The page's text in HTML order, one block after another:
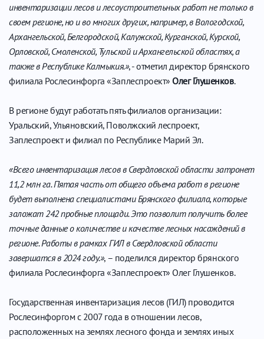
инвентаризации лесов и лесоустроительных работ не только в
своем регионе, но и во многих других, например, в Вологодской,
Архангельской, Белгородской, Калужской, Курганской, Курской,
Орловской, Смоленской, Тульской и Архангельской областях, а
также в Республике Калмыкия.», - отметил директор брянского
филиала Рослесинфорга «Заплеспроект» Олег Глушенков.
В регионе будут работать пять филиалов организации:
Уральский, Ульяновский, Поволжский леспроект,
Заплеспроект и филиал по Республике Марий Эл.
«Всего инвентаризация лесов в Свердловской области затронет
11,2 млн га. Пятая часть от общего объема работ в регионе
будет выполнена специалистами Брянского филиала, которые
заложат 242 пробные площади. Это позволит получить более
точные данные о количестве и качестве лесных насаждений в
регионе. Работы в рамках ГИЛ в Свердловской области
завершатся в 2024 году.», – поделился директор брянского
филиала Рослесинфорга «Заплеспроект» Олег Глушенков.
Государственная инвентаризация лесов (ГИЛ) проводится
Рослесинфоргом с 2007 года в отношении лесов,
расположенных на землях лесного фонда и землях иных